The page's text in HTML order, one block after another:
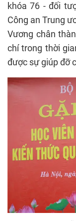
khóa 76 - đối
Công an Trung
Vương chân
chí trong thời
được sự giúp đỡ